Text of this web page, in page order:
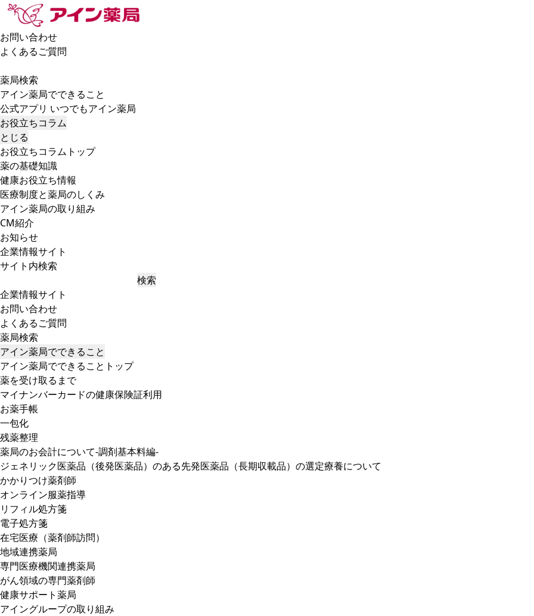
お問い合わせ
よくあるご質問
薬局検索
アイン薬局でできること
公式アプリ いつでもアイン薬局
お役立ちコラム
とじる
お役立ちコラムトップ
薬の基礎知識
健康お役立ち情報
医療制度と薬局のしくみ
アイン薬局の取り組み
CM紹介
お知らせ
企業情報サイト
サイト内検索
検索
企業情報サイト
お問い合わせ
よくあるご質問
薬局検索
アイン薬局でできること
アイン薬局でできることトップ
薬を受け取るまで
マイナンバーカードの健康保険証利用
お薬手帳
一包化
残薬整理
薬局のお会計について-調剤基本料編-
ジェネリック医薬品（後発医薬品）のある先発医薬品（長期収載品）の選定療養について
かかりつけ薬剤師
オンライン服薬指導
リフィル処方箋
電子処方箋
在宅医療（薬剤師訪問）
地域連携薬局
専門医療機関連携薬局
がん領域の専門薬剤師
健康サポート薬局
アイングループの取り組み